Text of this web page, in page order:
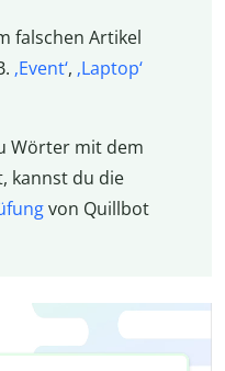
falschen Artikel
‚Event‘, ‚Laptop‘
Wörter mit dem
kannst du die
von Quillbot